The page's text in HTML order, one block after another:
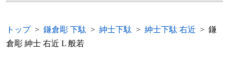
トップ> 鎌倉彫 下駄 > 紳士下駄 > 紳士下駄 右近 > 鎌
倉彫 紳士 右近 L 般若